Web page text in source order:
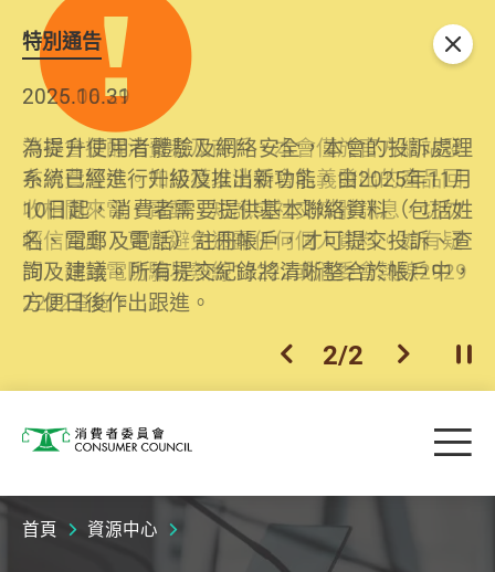
特別通告
2026.06.29
消委會提醒消費者及商戶，本會僅於官方網站發
布消費警示。如接獲以消委會名義發出的產品回
收相關來電、電郵、短訊或社交媒體訊息，切勿
輕信回應，更應避免透露任何個人資料。如有疑
問，請致電防騙易熱線18222或消委會熱線2929
2222查詢。
2025.10.31
為提升使用者體驗及網絡安全，本會的投訴處理
系統已經進行升級及推出新功能。由2025年11月
10日起，消費者需要提供基本聯絡資料（包括姓
名、電郵及電話）註冊帳戶，才可提交投訴、查
詢及建議。所有提交紀錄將清晰整合於帳戶中，
方便日後作出跟進。
上一個
2/2 下一個開
關閉
消費者委員會 目
首頁 資源中心